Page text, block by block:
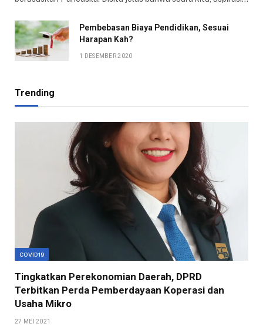
Pembebasan Biaya Pendidikan, Sesuai
Harapan Kah?
1 DESEMBER 2020
Trending
COVID19
Tingkatkan Perekonomian Daerah, DPRD
Terbitkan Perda Pemberdayaan Koperasi dan
Usaha Mikro
27 MEI 2021